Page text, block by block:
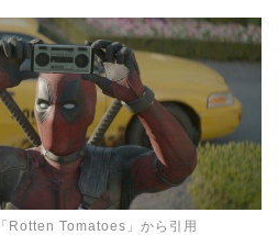
Rotten Tomatoes 」から引用